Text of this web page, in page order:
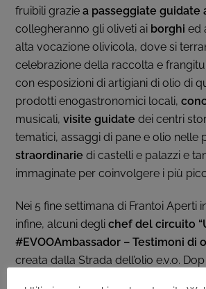
fruibili graziea passeggiate guidate
collegheranno gli oliveti ai borghi ed
alta vocazione olivicola, dove si
celebrazione della raccolta e
con esposizioni di artigiani di olio di
prodotti enogastronomici locali,
musicali,visite guidate dei centri
tematici, assaggi di pane e olio nelle
straordinarie di castelli e palazzi e
immaginate per coinvolgere i più
Nei 5 fine settimana di Frantoi Aperti
infine, alcuni degli chef del circuito
#EVOOAmbassador – Testimoni di
creata dalla Strada dell’olio e.v.o.